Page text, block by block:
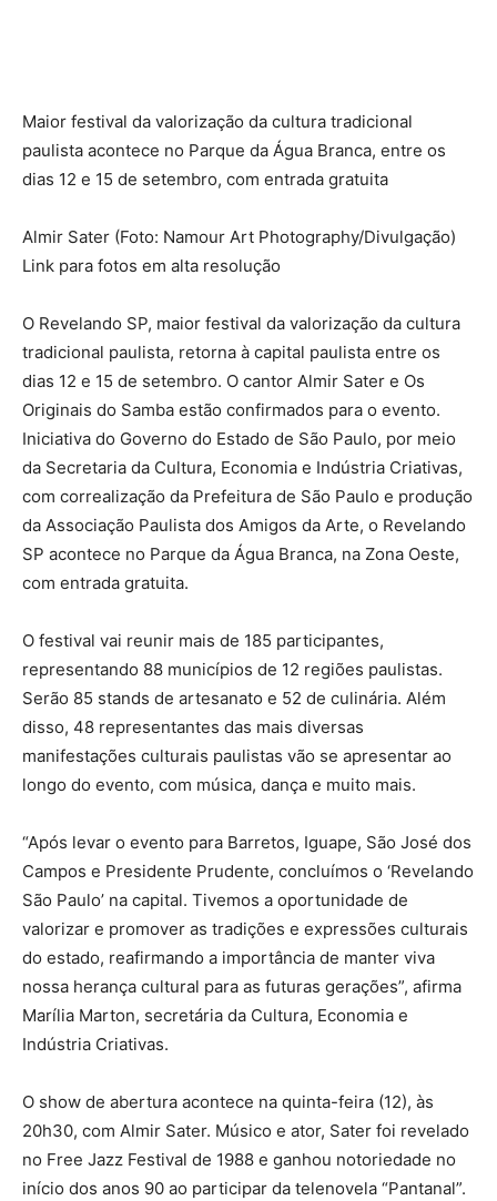
Maior festival da valorização da cultura tradicional
paulista acontece no Parque da Água Branca, entre os
dias 12 e 15 de setembro, com entrada gratuita
Almir Sater (Foto: Namour Art Photography/Divulgação)
Link para fotos em alta resolução
O Revelando SP, maior festival da valorização da cultura
tradicional paulista, retorna à capital paulista entre os
dias 12 e 15 de setembro. O cantor Almir Sater e Os
Originais do Samba estão confirmados para o evento.
Iniciativa do Governo do Estado de São Paulo, por meio
da Secretaria da Cultura, Economia e Indústria Criativas,
com correalização da Prefeitura de São Paulo e produção
da Associação Paulista dos Amigos da Arte, o Revelando
SP acontece no Parque da Água Branca, na Zona Oeste,
com entrada gratuita.
O festival vai reunir mais de 185 participantes,
representando 88 municípios de 12 regiões paulistas.
Serão 85 stands de artesanato e 52 de culinária. Além
disso, 48 representantes das mais diversas
manifestações culturais paulistas vão se apresentar ao
longo do evento, com música, dança e muito mais.
“Após levar o evento para Barretos, Iguape, São José dos
Campos e Presidente Prudente, concluímos o ‘Revelando
São Paulo’ na capital. Tivemos a oportunidade de
valorizar e promover as tradições e expressões culturais
do estado, reafirmando a importância de manter viva
nossa herança cultural para as futuras gerações”, afirma
Marília Marton, secretária da Cultura, Economia e
Indústria Criativas.
O show de abertura acontece na quinta-feira (12), às
20h30, com Almir Sater. Músico e ator, Sater foi revelado
no Free Jazz Festival de 1988 e ganhou notoriedade no
início dos anos 90 ao participar da telenovela “Pantanal”.